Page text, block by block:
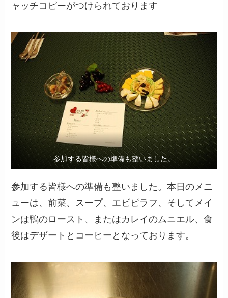
ャッチコピーがつけられております
参加する皆様への準備も整いました。
参加する皆様への準備も整いました。本日のメニ
ューは、前菜、スープ、エビピラフ、そしてメイ
ンは鴨のロースト、またはカレイのムニエル、食
後はデザートとコーヒーとなっております。